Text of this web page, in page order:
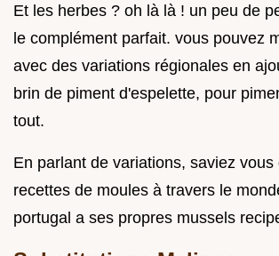
Et les herbes ? oh là là ! un peu de
le complément parfait. vous pouvez
avec des variations régionales en
brin de piment d'espelette, pour
tout.
En parlant de variations, saviez
recettes de moules à travers le
portugal a ses propres mussels